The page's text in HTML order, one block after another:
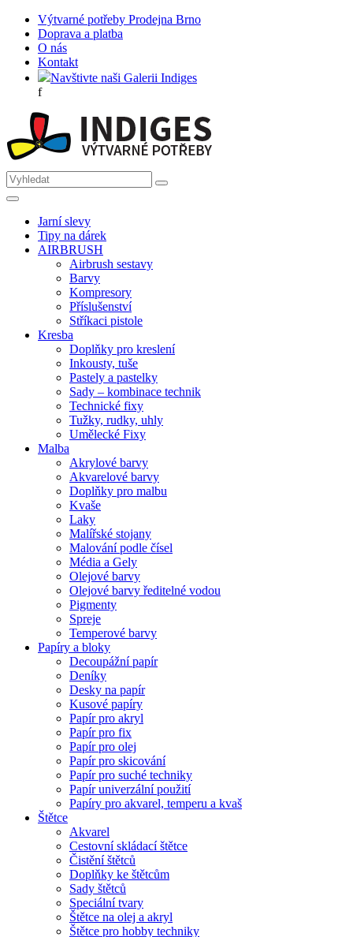
Výtvarné potřeby Prodejna Brno
Doprava a platba
O nás
Kontakt
Navštivte naši Galerii Indiges
f
Jarní slevy
Tipy na dárek
AIRBRUSH
Airbrush sestavy
Barvy
Kompresory
Příslušenství
Stříkaci pistole
Kresba
Doplňky pro kreslení
Inkousty, tuše
Pastely a pastelky
Sady – kombinace technik
Technické fixy
Tužky, rudky, uhly
Umělecké Fixy
Malba
Akrylové barvy
Akvarelové barvy
Doplňky pro malbu
Kvaše
Laky
Malířské stojany
Malování podle čísel
Média a Gely
Olejové barvy
Olejové barvy ředitelné vodou
Pigmenty
Spreje
Temperové barvy
Papíry a bloky
Decoupážní papír
Deníky
Desky na papír
Kusové papíry
Papír pro akryl
Papír pro fix
Papír pro olej
Papír pro skicování
Papír pro suché techniky
Papír univerzální použití
Papíry pro akvarel, temperu a kvaš
Štětce
Akvarel
Cestovní skládací štětce
Čistění štětců
Doplňky ke štětcům
Sady štětců
Speciální tvary
Štětce na olej a akryl
Štětce pro hobby techniky